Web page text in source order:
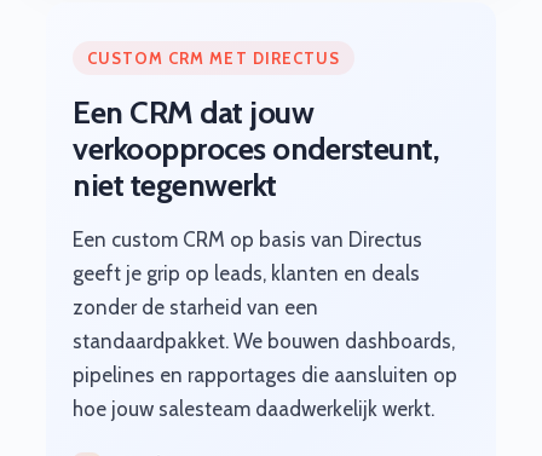
CUSTOM CRM MET DIRECTUS
Een CRM dat jouw
verkoopproces ondersteunt,
niet tegenwerkt
Een custom CRM op basis van Directus
geeft je grip op leads, klanten en deals
zonder de starheid van een
standaardpakket. We bouwen dashboards,
pipelines en rapportages die aansluiten op
hoe jouw salesteam daadwerkelijk werkt.